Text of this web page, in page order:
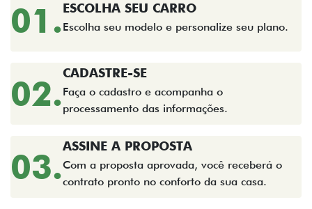
01.ESCOLHA SEU CARRO
Escolha seu modelo e personalize seu plano.
02.
CADASTRE-SE
Faça o cadastro e acompanha o
processamento das informações.
03.
ASSINE A PROPOSTA
Com a proposta aprovada, você receberá o
contrato pronto no conforto da sua casa.